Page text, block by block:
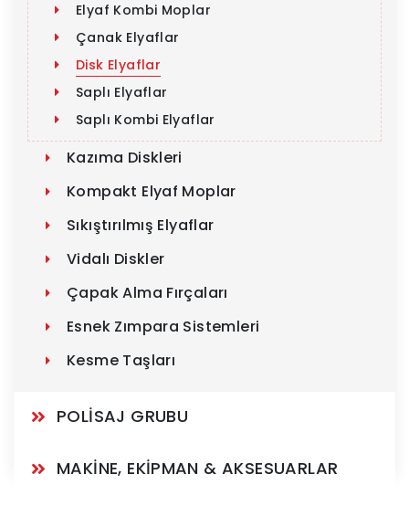
Elyaf Kombi Moplar
Çanak Elyaflar
Disk Elyaflar
Saplı Elyaflar
Saplı Kombi Elyaflar
Kazıma Diskleri
Kompakt Elyaf Moplar
Sıkıştırılmış Elyaflar
Vidalı Diskler
Çapak Alma Fırçaları
Esnek Zımpara Sistemleri
Kesme Taşları
POLİSAJ GRUBU
MAKİNE, EKİPMAN & AKSESUARLAR